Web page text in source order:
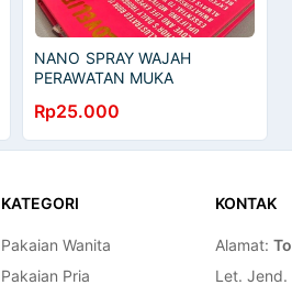
NANO SPRAY WAJAH
PERAWATAN MUKA
KUALITAS TERBAIK SPRAYER
PELEMBAB WAJAH MINI
PORTABLE READY 3 MODEL
GROSIR DAN COD
Rp25.000
KATEGORI
Pakaian Wanita
Pakaian Pria
KONTAK
Alamat:
Let. Jend.